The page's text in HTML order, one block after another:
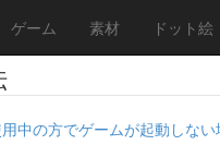
ゲーム 素材 ドット絵
中の方でゲームが起動しな